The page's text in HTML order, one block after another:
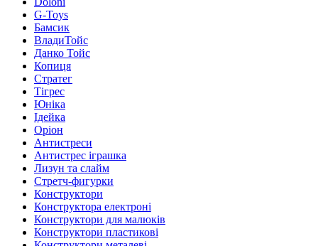
G-Toys
Бамсик
ВладиТойс
Данко Тойс
Копиця
Стратег
Тігрес
Юніка
Ідейка
Оріон
Антистреси
Антистрес іграшка
Лизун та слайм
Стретч-фигурки
Конструктори
Конструктора електроні
Конструктори для малюків
Конструктори пластикові